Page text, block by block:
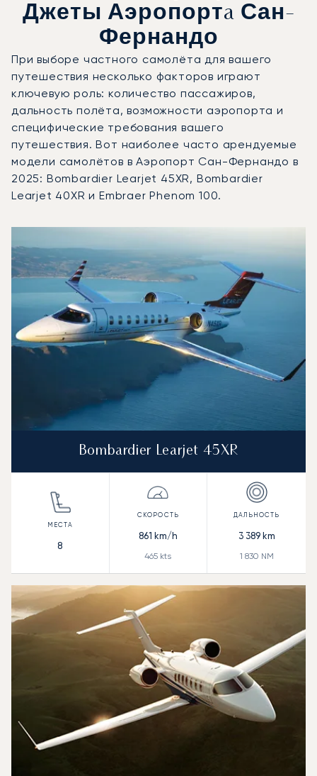
Джеты Аэропортa Сан-
Фернандо
При выборе частного самолёта для вашего
путешествия несколько факторов играют
ключевую роль: количество пассажиров,
дальность полёта, возможности аэропорта и
специфические требования вашего
путешествия. Вот наиболее часто арендуемые
модели самолётов в Аэропорт Сан-Фернандо в
2025: Bombardier Learjet 45XR, Bombardier
Learjet 40XR и Embraer Phenom 100.
Скорость (км/ч)
Скорость (узлы)
Дальность (NM)
Bombardier Learjet 45XR
8
861 km/h
465 kts
3 389km
1 830 NM